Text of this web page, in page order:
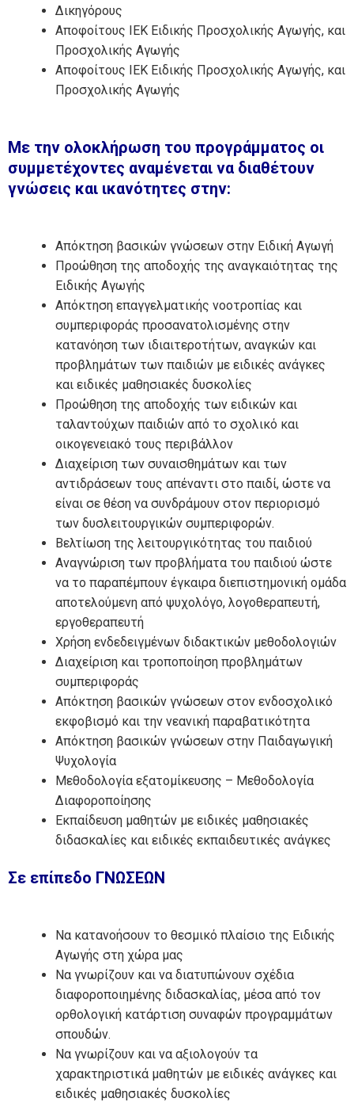
Δικηγόρους
Αποφοίτους ΙΕΚ Ειδικής Προσχολικής Αγωγής, και
Προσχολικής Αγωγής
Αποφοίτους ΙΕΚ Ειδικής Προσχολικής Αγωγής, και
Προσχολικής Αγωγής
Με την ολοκλήρωση του προγράμματος οι
συμμετέχοντες αναμένεται να διαθέτουν
γνώσεις και ικανότητες στην:
Απόκτηση βασικών γνώσεων στην Ειδική Αγωγή
Προώθηση της αποδοχής της αναγκαιότητας της
Ειδικής Αγωγής
Απόκτηση επαγγελματικής νοοτροπίας και
συμπεριφοράς προσανατολισμένης στην
κατανόηση των ιδιαιτεροτήτων, αναγκών και
προβλημάτων των παιδιών με ειδικές ανάγκες
και ειδικές μαθησιακές δυσκολίες
Προώθηση της αποδοχής των ειδικών και
ταλαντούχων παιδιών από το σχολικό και
οικογενειακό τους περιβάλλον
Διαχείριση των συναισθημάτων και των
αντιδράσεων τους απέναντι στο παιδί, ώστε να
είναι σε θέση να συνδράμουν στον περιορισμό
των δυσλειτουργικών συμπεριφορών.
Βελτίωση της λειτουργικότητας του παιδιού
Αναγνώριση των προβλήματα του παιδιού ώστε
να το παραπέμπουν έγκαιρα διεπιστημονική ομάδα
αποτελούμενη από ψυχολόγο, λογοθεραπευτή,
εργοθεραπευτή
Χρήση ενδεδειγμένων διδακτικών μεθοδολογιών
Διαχείριση και τροποποίηση προβλημάτων
συμπεριφοράς
Απόκτηση βασικών γνώσεων στον ενδοσχολικό
εκφοβισμό και την νεανική παραβατικότητα
Απόκτηση βασικών γνώσεων στην Παιδαγωγική
Ψυχολογία
Μεθοδολογία εξατομίκευσης – Μεθοδολογία
Διαφοροποίησης
Εκπαίδευση μαθητών με ειδικές μαθησιακές
διδασκαλίες και ειδικές εκπαιδευτικές ανάγκες
Σε επίπεδο ΓΝΩΣΕΩΝ
Να κατανοήσουν το θεσμικό πλαίσιο της Ειδικής
Αγωγής στη χώρα μας
Να γνωρίζουν και να διατυπώνουν σχέδια
διαφοροποιημένης διδασκαλίας, μέσα από τον
ορθολογική κατάρτιση συναφών προγραμμάτων
σπουδών.
Να γνωρίζουν και να αξιολογούν τα
χαρακτηριστικά μαθητών με ειδικές ανάγκες και
ειδικές μαθησιακές δυσκολίες